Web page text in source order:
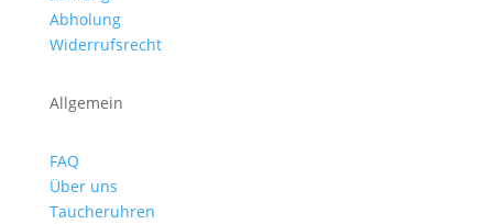
Abholung
Widerrufsrecht
Allgemein
FAQ
Über uns
Taucheruhren